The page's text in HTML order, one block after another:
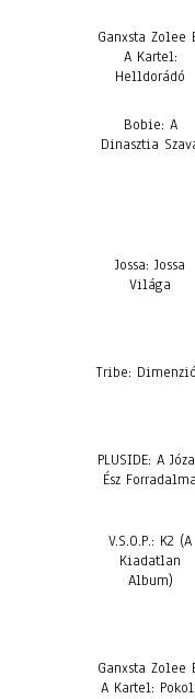
Ganxsta Zolee
A Kartel:
Helldorádó
Bobie: A
Dinasztia
Jossa: Jossa
Világa
Tribe:
PLUSIDE: A
Ész Forradalma
V.S.O.P.: K2 (A
Kiadatlan
Album)
Ganxsta Zolee
A Kartel: